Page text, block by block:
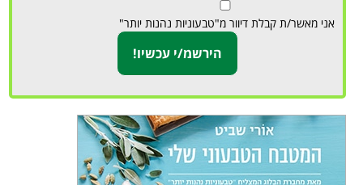
אני מאשר/ת קבלת דיוור מ"טבעוניות נהנות יותר"